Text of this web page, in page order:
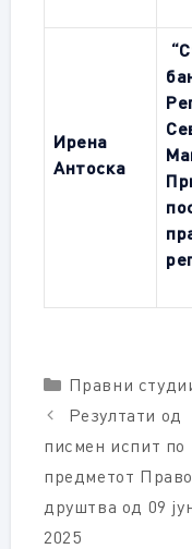
Ирена
Антоска
Categories
Правни
Резултати од
писмен испит по
предметот
друштва од 09
2025